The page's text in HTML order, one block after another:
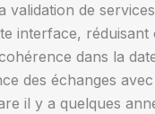
validation de
interface,
dans la
des échanges
il y a quelques